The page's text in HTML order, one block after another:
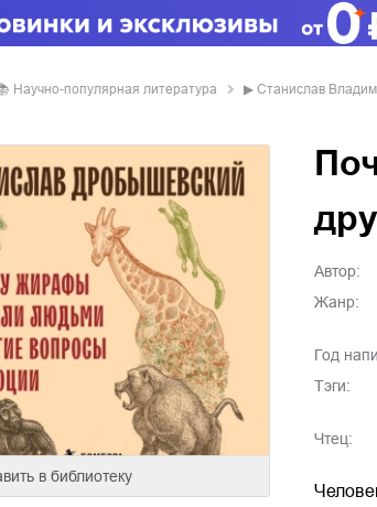
научно-популярная литература ▶ Станислав
в библиотеку
Автор:
Жанр:
Год
Тэги:
Чтец: